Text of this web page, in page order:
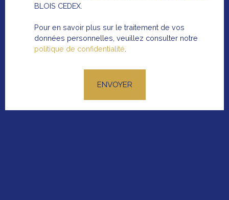
DÉCOUVREZ TOUTES NOS
OFFRES IMMOBILIÈRES
BLOIS CEDEX.
Pour en savoir plus sur le traitement de vos
données personnelles, veuillez consulter notre
politique de confidentialité
ENVOYER